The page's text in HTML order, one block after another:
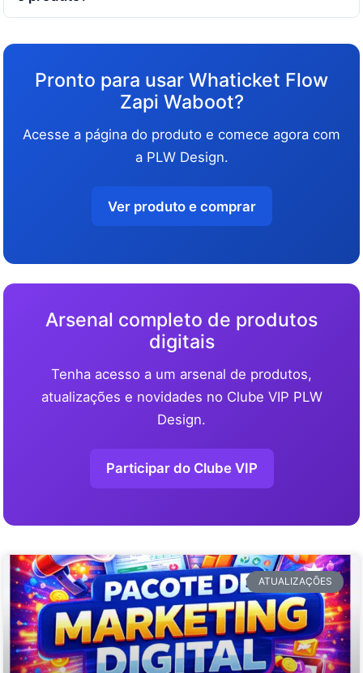
Pronto para usar Whaticket Flow
Zapi Waboot?
Acesse a página do produto e comece agora com
a PLW Design.
Ver produto e comprar
Arsenal completo de produtos
digitais
Tenha acesso a um arsenal de produtos,
atualizações e novidades no Clube VIP PLW
Design.
Participar do Clube VIP
ATUALIZAÇÕES